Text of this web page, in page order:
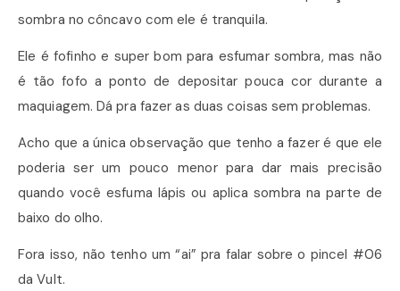
sombra no côncavo com ele é tranquila.
Ele é fofinho e super bom para esfumar sombra, mas não
é tão fofo a ponto de depositar pouca cor durante a
maquiagem. Dá pra fazer as duas coisas sem problemas.
Acho que a única observação que tenho a fazer é que ele
poderia ser um pouco menor para dar mais precisão
quando você esfuma lápis ou aplica sombra na parte de
baixo do olho.
Fora isso, não tenho um “ai” pra falar sobre o pincel #06
da Vult.